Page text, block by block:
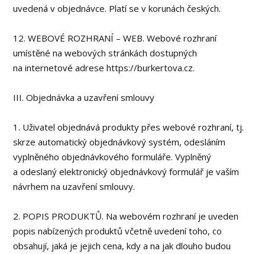
uvedená v objednávce. Platí se v korunách českých.
12. WEBOVÉ ROZHRANÍ – WEB. Webové rozhraní
umístěné na webových stránkách dostupných
na internetové adrese https://burkertova.cz.
III. Objednávka a uzavření smlouvy
1. Uživatel objednává produkty přes webové rozhraní, tj.
skrze automatický objednávkový systém, odesláním
vyplněného objednávkového formuláře. Vyplněný
a odeslaný elektronický objednávkový formulář je vaším
návrhem na uzavření smlouvy.
2. POPIS PRODUKTŮ. Na webovém rozhraní je uveden
popis nabízených produktů včetně uvedení toho, co
obsahují, jaká je jejich cena, kdy a na jak dlouho budou